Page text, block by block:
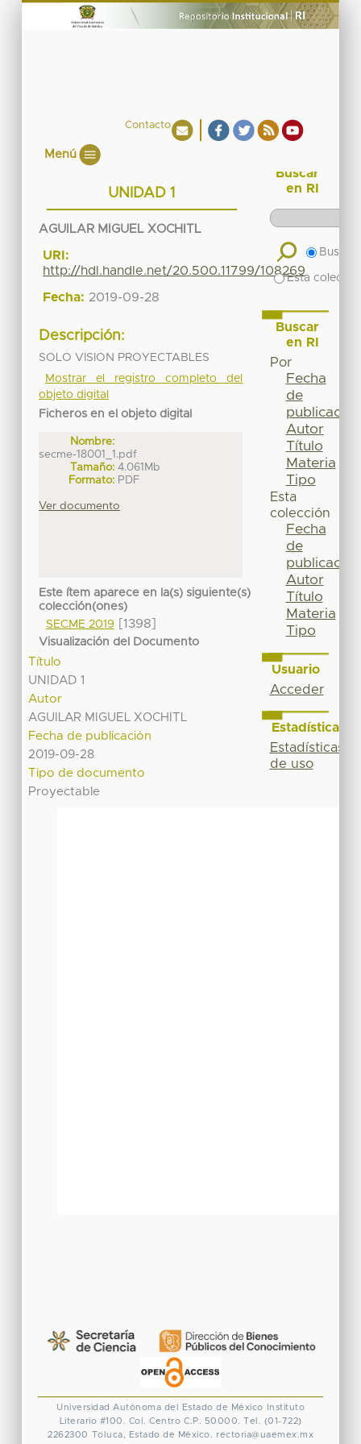
Contacto
Menú
UNIDAD 1
AGUILAR MIGUEL XOCHITL
URI:
http://hdl.handle.net/20.500.11799/108269
Fecha: 2019-09-28
Descripción:
SOLO VISION PROYECTABLES
Mostrar el registro completo del
objeto digital
Ficheros en el objeto digital
Nombre:
secme-18001_1.pdf
Tamaño: 4.061Mb
Formato: PDF
Ver documento
Este ítem aparece en la(s) siguiente(s)
colección(ones)
SECME 2019
[1398]
Visualización del Documento
Título
UNIDAD 1
Autor
AGUILAR MIGUEL XOCHITL
Fecha de publicación
2019-09-28
Tipo de documento
Proyectable
Buscar
en RI
Buscar
Esta
Buscar
en RI
Por
Fecha
de
publicación
Autor
Título
Materia
Tipo
Esta
colección
Fecha
de
publicación
Autor
Título
Materia
Tipo
Usuario
Acceder
Estadísticas
Estadísticas
de uso
Universidad Autónoma del Estado de México
Instituto
Literario #100. Col. Centro C.P. 50000. Tel. (01-722)
2262300 Toluca, Estado de México. rectoria@uaemex.mx